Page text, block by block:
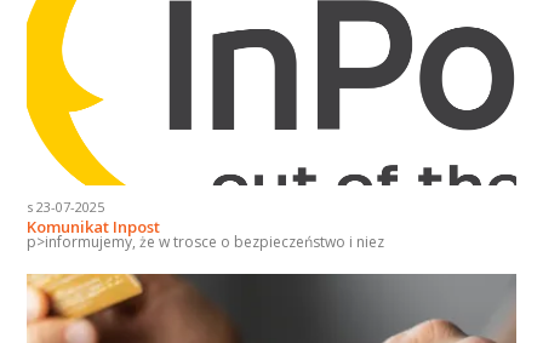
s 23-07-2025
Komunikat Inpost
p>informujemy, że w trosce o bezpieczeństwo i niez